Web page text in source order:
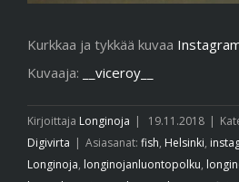
Kurkkaa ja tykkää kuvaa
Kuvaaja:
__viceroy__
Kirjoittaja Longinoja | 19.11.2018 |
Digivirta | Asiasanat: fish, Helsinki,
Longinoja, longinojanluontopolku,